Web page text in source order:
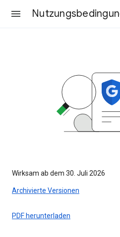
Wirksam ab dem 30. Juli 2026
Archivierte Versionen
PDF herunterladen